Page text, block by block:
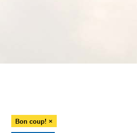
Bon coup! ×